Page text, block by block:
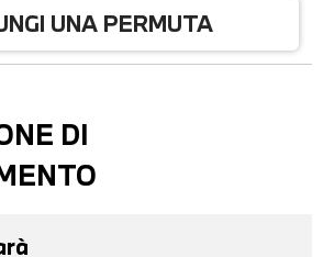
UNA PERMUTA
DI